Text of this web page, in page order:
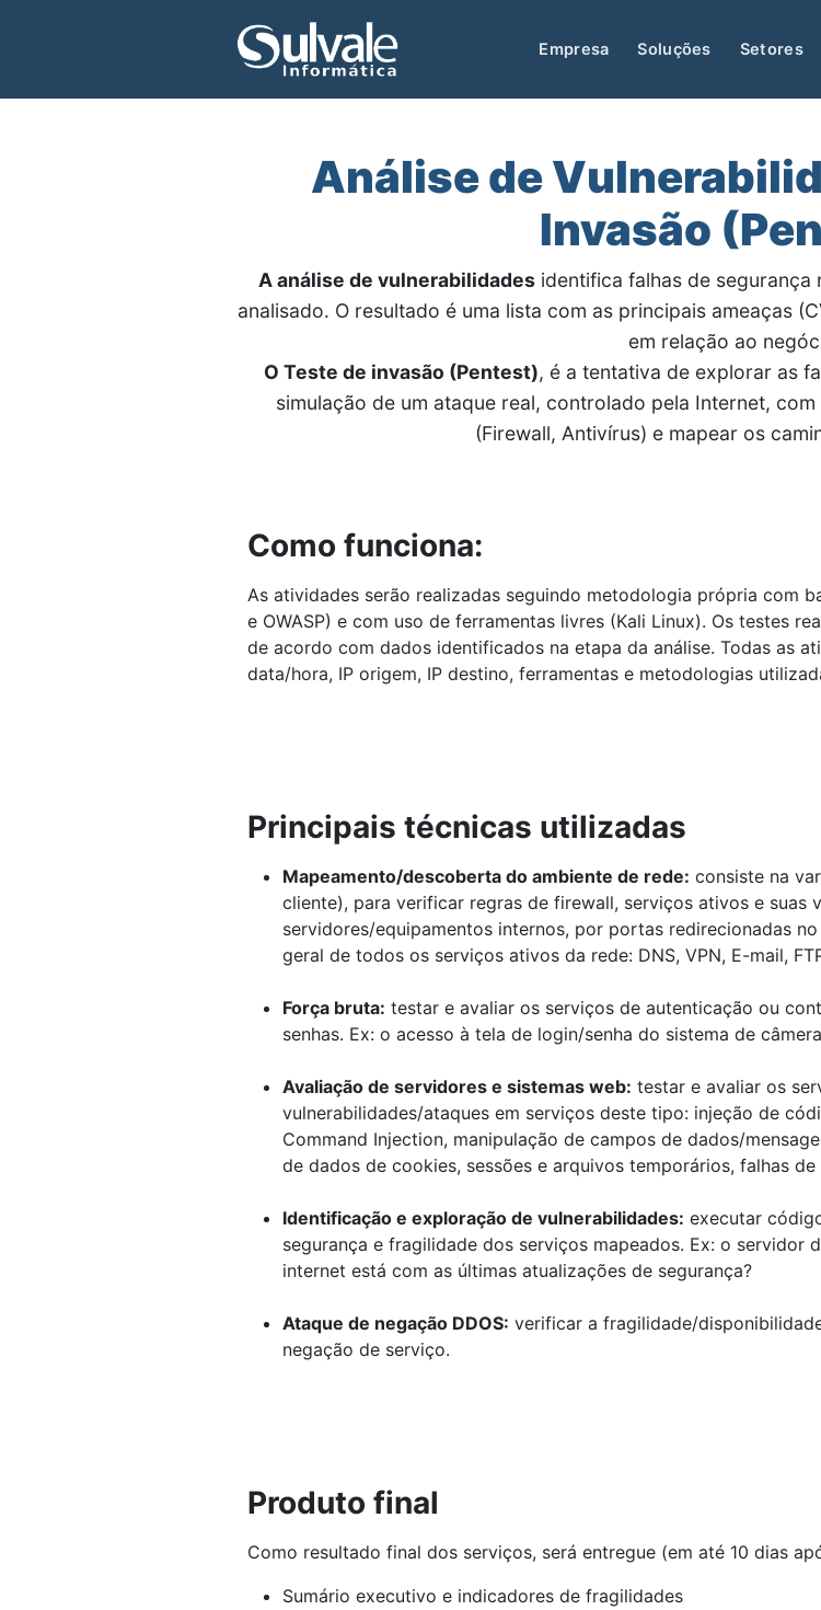
Empresa Soluções Setores
Análise de
Invasão
A análise de vulnerabilidades identifica falhas de
analisado. O resultado é uma lista com as principais ameaças
em relação ao
O Teste de invasão (Pentest), é a tentativa de explorar as
simulação de um ataque real, controlado pela Internet,
(Firewall, Antivírus) e mapear os
Como funciona:
As atividades serão realizadas seguindo metodologia própria com
e OWASP) e com uso de ferramentas livres (Kali Linux). Os testes
de acordo com dados identificados na etapa da análise. Todas as
data/hora, IP origem, IP destino, ferramentas e metodologias
Principais técnicas utilizadas
Mapeamento/descoberta do ambiente de rede: consiste na
cliente), para verificar regras de firewall, serviços ativos e suas
servidores/equipamentos internos, por portas redirecionadas
geral de todos os serviços ativos da rede: DNS, VPN, E-mail,
Força bruta: testar e avaliar os serviços de autenticação ou
senhas. Ex: o acesso à tela de login/senha do sistema de
Avaliação de servidores e sistemas web: testar e avaliar os
vulnerabilidades/ataques em serviços deste tipo: injeção de
Command Injection, manipulação de campos de dados/
de dados de cookies, sessões e arquivos temporários, falhas
Identificação e exploração de vulnerabilidades: executar
segurança e fragilidade dos serviços mapeados. Ex: o servidor
internet está com as últimas atualizações de segurança?
Ataque de negação DDOS: verificar a fragilidade/
negação de serviço.
Produto final
Como resultado final dos serviços, será entregue (em até 10 dias
Sumário executivo e indicadores de fragilidades